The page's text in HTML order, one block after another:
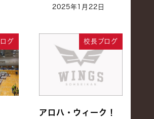
2025年1月22日
グ 校長ブログ
アロハ・ウィーク！